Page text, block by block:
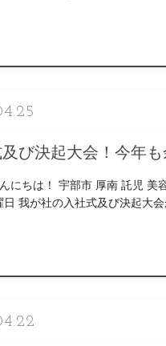
及び決起大会！今年
にちは！ 宇部市 厚南 託児 美
日 我が社の入社式及び決起大